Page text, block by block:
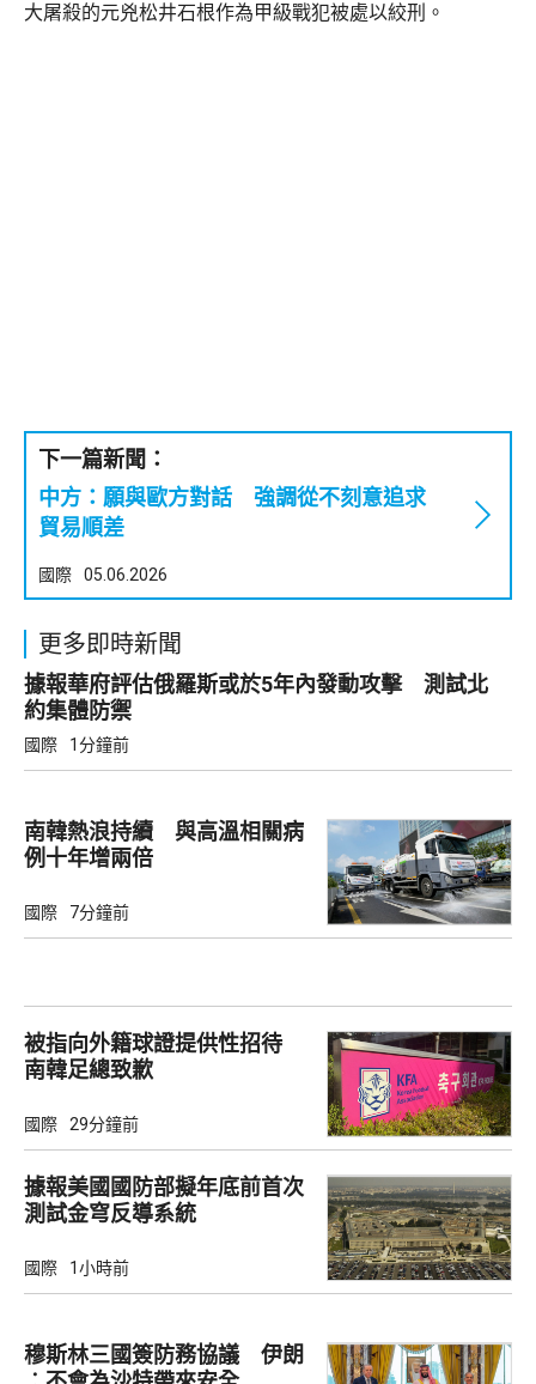
大屠殺的元兇松井石根作為甲級戰犯被處以絞刑。
下一篇新聞：
中方：願與歐方對話 強調從不刻意追求
貿易順差
國際 05.06.2026
更多即時新聞
據報華府評估俄羅斯或於5年內發動攻擊 測試北
約集體防禦
國際 1分鐘前
南韓熱浪持續 與高溫相關病
例十年增兩倍
國際 7分鐘前
被指向外籍球證提供性招待
南韓足總致歉
國際 29分鐘前
據報美國國防部擬年底前首次
測試金穹反導系統
國際 1小時前
穆斯林三國簽防務協議 伊朗